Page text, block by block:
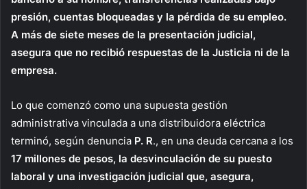
presión, cuentas bloqueadas y la pérdida de su empleo.
A más de siete meses de la presentación judicial,
asegura que no recibió respuestas de la Justicia ni de la
empresa.
Lo que comenzó como una supuesta gestión
administrativa vinculada a una distribuidora eléctrica
terminó, según denuncia P. R., en una deuda cercana a los
17 millones de pesos, la desvinculación de su puesto
laboral y una investigación judicial que, asegura,